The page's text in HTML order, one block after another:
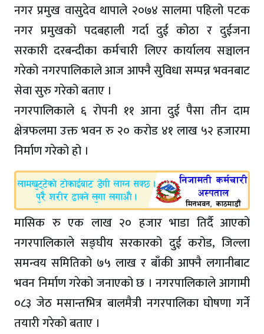
नगर प्रमुख वासुदेव थापाले २०७४ सालमा पहिलो पटक
नगर प्रमुखको पदबहाली गर्दा दुई कोठा र दुईजना
सरकारी दरबन्दीका कर्मचारी लिएर कार्यालय सञ्चालन
गरेको नगरपालिकाले आज आफ्नै सुविधा सम्पन्न भवनबाट
सेवा सुरु गरेको बताए ।
नगरपालिकाले ६ रोपनी ११ आना दुई पैसा तीन दाम
क्षेत्रफलमा उक्त भवन रु २० करोड ४१ लाख ५२ हजारमा
निर्माण गरेको हो ।
मासिक रु एक लाख २० हजार भाडा तिर्दै आएको
नगरपालिकाले सङ्घीय सरकारको दुई करोड, जिल्ला
समन्वय समितिको ७५ लाख र बाँकी आफ्नै लगानीबाट
भवन निर्माण गरेको जनाएको छ । नगरपालिकाले आगामी
०८३ जेठ मसान्तभित्र बालमैत्री नगरपालिका घोषणा गर्ने
तयारी गरेको बताए ।